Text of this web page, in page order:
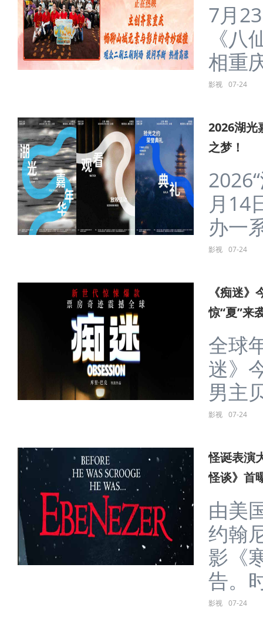
7月
《
相重
影视 07-24
2026湖光
之梦！
月14
办一
影视 07-24
《痴迷
惊“夏”来
全球
迷》
男主
影视 07-24
怪诞表演
怪谈》首
由美
约翰
影《
告。
影视 07-24